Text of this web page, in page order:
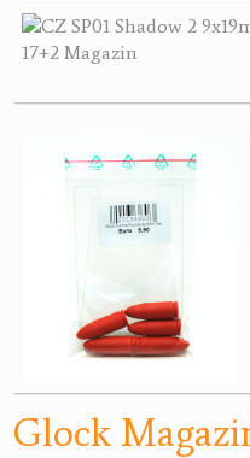
Jagdangebote
Geschenke
Reviereinrichtungen
Glock